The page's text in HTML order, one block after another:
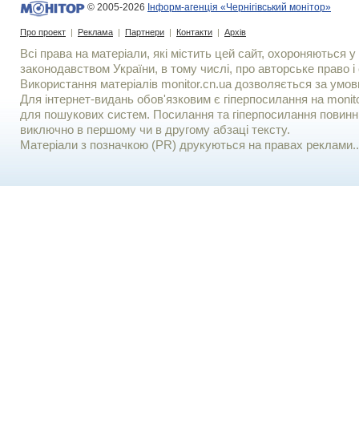
© 2005-2026 Інформ-агенція «Чернігівський монітор»
Про проект | Реклама | Партнери | Контакти | Архів
Всі права на матеріали, які містить цей сайт, охороняються у
законодавством України, в тому числі, про авторське право і
Використання матерiалiв monitor.cn.ua дозволяється за
Для iнтернет-видань обов'язковим є гiперпосилання на
для пошукових систем. Посилання та гіперпосилання
виключно в першому чи в другому абзаці тексту.
Матеріали з позначкою (PR) друкуються на правах реклами..